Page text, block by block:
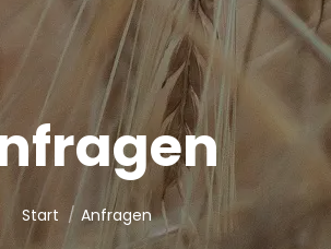
Sie befinden sich hier:
Start Anfragen